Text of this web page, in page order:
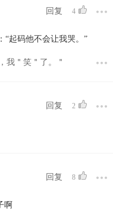
回复 4
“起码他不会让我哭。”
我＂笑＂了。＂
回复 2
回复 8
啊